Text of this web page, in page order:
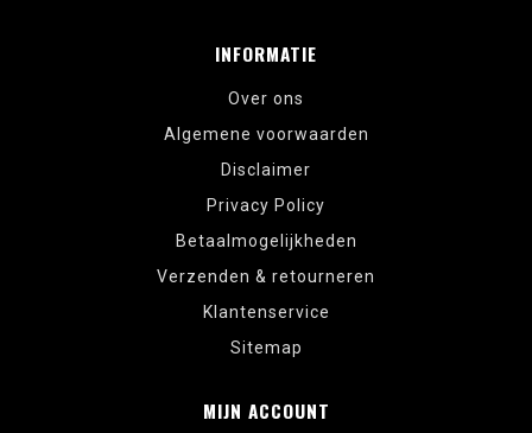
INFORMATIE
Over ons
Algemene voorwaarden
Disclaimer
Privacy Policy
Betaalmogelijkheden
Verzenden & retourneren
Klantenservice
Sitemap
MIJN ACCOUNT